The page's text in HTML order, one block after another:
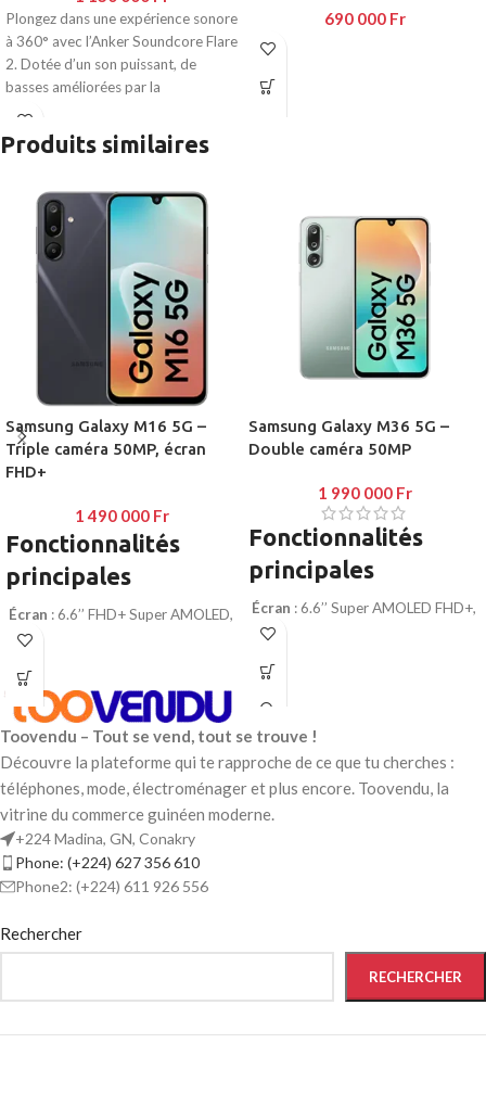
Plongez dans une expérience sonore
à 360° avec l’Anker Soundcore Flare
2. Dotée d’un son puissant, de
basses améliorées par la
éclairage LED dynamique, cette
enceinte Bluetooth est idéale pour
portable, elle vous accompagne
partout.
690 000 Fr
Produits similaires
Samsung Galaxy M16 5G –
Triple caméra 50MP, écran
FHD+
1 490 000 Fr
Fonctionnalités
principales
Écran : 6.6’’ FHD+ Super AMOLED,
120Hz
Triple caméra arrière
(principal) + 5MP (ultra grand-angle)
+ 2MP (profondeur)
Processeur: MediaTek Dimensity
(5G)
Mémoire: 4Go RAM + 128 Go
stockage extensible
Batterie: 5000 mAh, charge
Connectivité: 5G, Wi-Fi,
coloris
Samsung Galaxy M36 5G –
Double caméra 50MP
1 990 000 Fr
Fonctionnalités
principales
Écran : 6.6’’ Super AMOLED FHD+,
120Hz
Double caméra arrière
Processeur
: MediaTek Dimensity
Mémoire
: moderne, fin, coloris
élégants
Toovendu – Tout se vend, tout se trouve !
Découvre la plateforme qui te rapproche de ce que tu cherches :
téléphones, mode, électroménager et plus encore. Toovendu, la
vitrine du commerce guinéen moderne.
+224 Madina, GN, Conakry
Phone: (+224) 627 356 610
Phone2: (+224) 611 926 556
Rechercher
RECHERCHER